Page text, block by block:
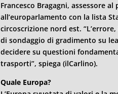
Francesco Bragagni, assessore
all’europarlamento con la lista
circoscrizione nord est.
di sondaggio di gradimento su
decidere su questioni
trasporti”, spiega (ilCarlino).
Quale Europa?